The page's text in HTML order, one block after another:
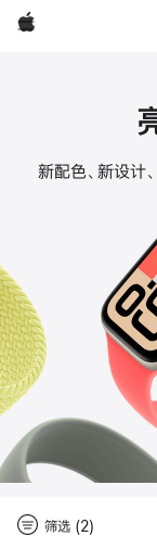
Apple
Apple
带
新配色、新设计
筛选 (2)